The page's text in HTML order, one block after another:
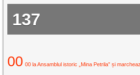
137
00 00 la Ansamblul istoric „Mina Petrila” și